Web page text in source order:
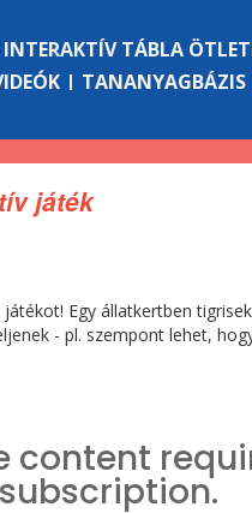
INTERAKTÍV TÁBLA
TANANYAGBÁZIS
játék
Egy állatkertben
- pl. szempont lehet,